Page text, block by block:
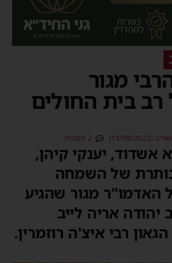
מגור
בית החולים
09/2022) 2 תגובות
אשדוד, יענקי קיהן,
של השמחה
מגור שהגיע
אריה לייב
רבי איצ'ה רוזמרין.